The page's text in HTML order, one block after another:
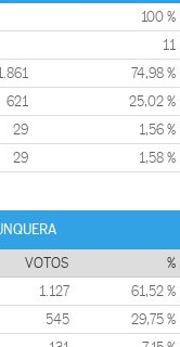
100 %
11
74,98 %
621 25,02 %
29 1,56 %
29 1,58 %
VOTOS %
1.127 61,52 %
545 29,75 %